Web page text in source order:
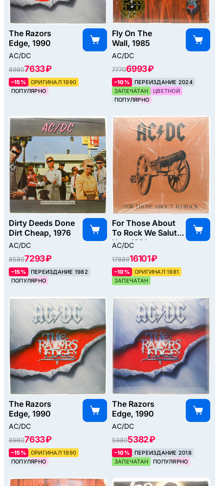
The Razors
Edge, 1990
AC/DC
89807633 ₽
–15%
ОРИГИНАЛ 1990
ПОПУЛЯРНО
Fly On The
Wall, 1985
AC/DC
77706993 ₽
–10%
ПЕРЕИЗДАНИЕ 2024
ЗАПЕЧАТАН
ЦВЕТНОЙ
ПОПУЛЯРНО
Dirty Deeds Done
Dirt Cheap, 1976
AC/DC
85807293 ₽
–15%
ПЕРЕИЗДАНИЕ 1982
ПОПУЛЯРНО
For Those About
To Rock We Salute
You, 1981
AC/DC
1788916101 ₽
–10%
ОРИГИНАЛ 1981
ЗАПЕЧАТАН
The Razors
Edge, 1990
AC/DC
89807633 ₽
–15%
ОРИГИНАЛ 1990
ПОПУЛЯРНО
The Razors
Edge, 1990
AC/DC
59805382 ₽
–10%
ПЕРЕИЗДАНИЕ 2018
ЗАПЕЧАТАН
ПОПУЛЯРНО